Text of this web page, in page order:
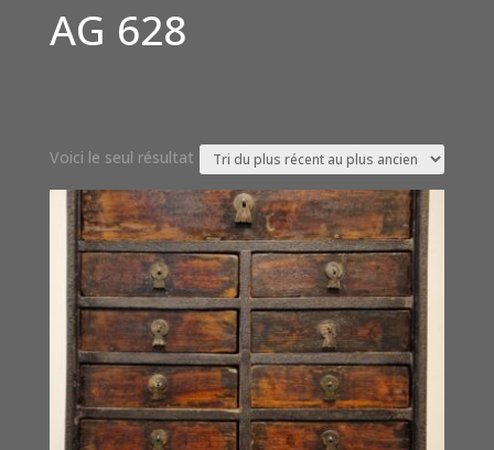
AG 628
Voici le seul résultat